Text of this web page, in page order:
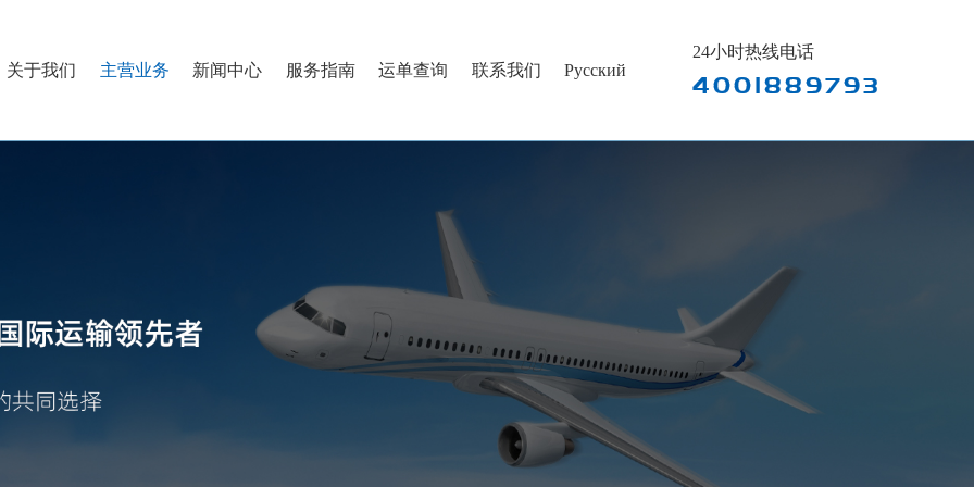
关于我们 主营业务 新闻中心 服务指南 运单查询 联系我们 Pусский
24小时热线电话
4001889793